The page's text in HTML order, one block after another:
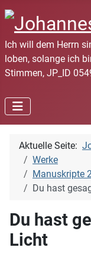
Ich will dem Herrn
loben, solange ich
Stimmen, JP_ID
Aktuelle Seite:
Werke
Manuskripte
Du hast
Du hast
Licht